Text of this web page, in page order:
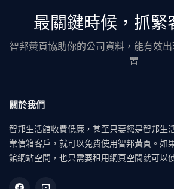
最關鍵時候，抓緊
智邦黃頁協助你的公司資料，能有效
置
關於我們
智邦生活館收費低廉，甚至只要您是智邦生
業信箱客戶，就可以免費使用智邦黃頁。如
館網站空間，也只需要租用網頁空間就可以